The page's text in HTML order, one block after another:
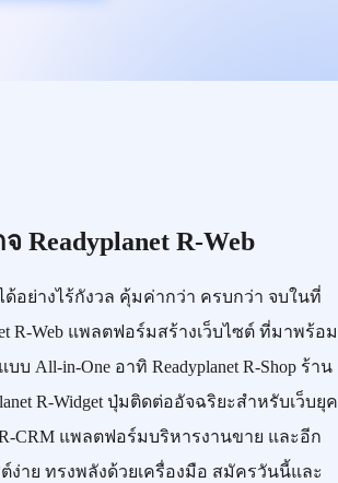
Readyplanet R-Web
ด้อย่างไร้กังวล คุ้มค่ากว่า ครบกว่า จบในที่
R-Web แพลตฟอร์มสร้างเว็บไซต์ ที่มาพร้อม
บบ All-in-Oneอาทิ Readyplanet R-Shopร้าน
R-Widgetปุ่มติดต่ออัจฉริยะสำหรับเว็บยุค
CRMแพลตฟอร์มบริหารงานขาย และอีก
ง่าย ทรงพลังด้วยเครื่องมือ สมัครวันนี้และ